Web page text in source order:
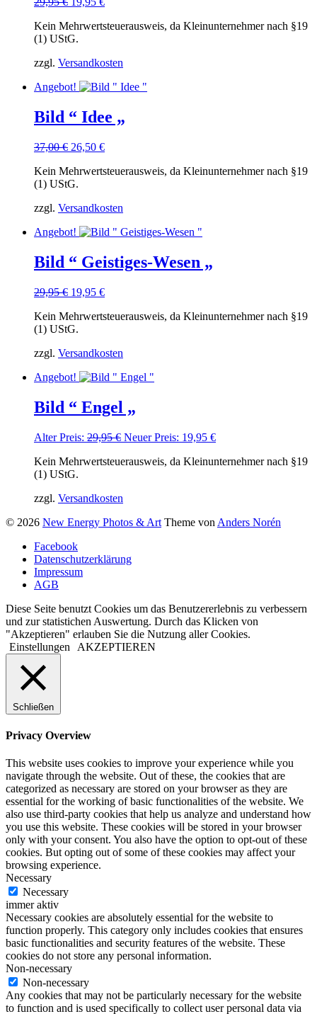
war:
29,95 €
ist:
Kein Mehrwertsteuerausweis, da Kleinunternehmer nach §19
(1) UStG.
zzgl. Versandkosten
Angebot!
Bild “ Idee „
37,00€ Ursprünglicher
war:
37,00 €
26,50 €Aktueller
ist:
Kein Mehrwertsteuerausweis, da Kleinunternehmer nach §19
(1) UStG.
zzgl. Versandkosten
Angebot!
Bild “ Geistiges-Wesen „
29,95€ Ursprünglicher
war:
29,95 €
19,95 €Aktueller
ist:
Kein Mehrwertsteuerausweis, da Kleinunternehmer nach §19
(1) UStG.
zzgl. Versandkosten
Angebot!
Bild “ Engel „
Alter Preis: 29,95€ Ursprünglicher
war:
Neuer Preis: 19,95 €Aktueller
ist:
Kein Mehrwertsteuerausweis, da Kleinunternehmer nach §19
(1) UStG.
zzgl. Versandkosten
© 2026 New Energy Photos & Art Theme von Anders Norén
Facebook
Datenschutzerklärung
Impressum
AGB
Diese Seite benutzt Cookies um das Benutzererlebnis zu verbessern
und zur statistichen Auswertung. Durch das Klicken von
"Akzeptieren" erlauben Sie die Nutzung aller Cookies.
Einstellungen
AKZEPTIEREN
Schließen
Privacy Overview
This website uses cookies to improve your experience while you
navigate through the website. Out of these, the cookies that are
categorized as necessary are stored on your browser as they are
essential for the working of basic functionalities of the website. We
also use third-party cookies that help us analyze and understand how
you use this website. These cookies will be stored in your browser
only with your consent. You also have the option to opt-out of these
cookies. But opting out of some of these cookies may affect your
browsing experience.
Necessary
Necessary
immer aktiv
Necessary cookies are absolutely essential for the website to
function properly. This category only includes cookies that ensures
basic functionalities and security features of the website. These
cookies do not store any personal information.
Non-necessary
Non-necessary
Any cookies that may not be particularly necessary for the website
to function and is used specifically to collect user personal data via